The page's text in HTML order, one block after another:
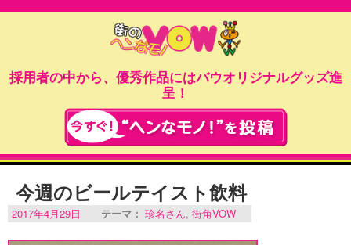
採用者の中から、優秀作品にはバウオリジナルグッズ進
呈！
今週のビールテイスト飲料
2017年4月29日 テーマ： 珍名さん, 街角VOW